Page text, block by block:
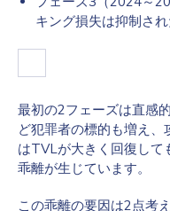
キング損失は抑制され
最初の2フェーズは直感
ど犯罪者の標的も増え
はTVLが大きく回復して
乖離が生じています。
この乖離の要因は2点考